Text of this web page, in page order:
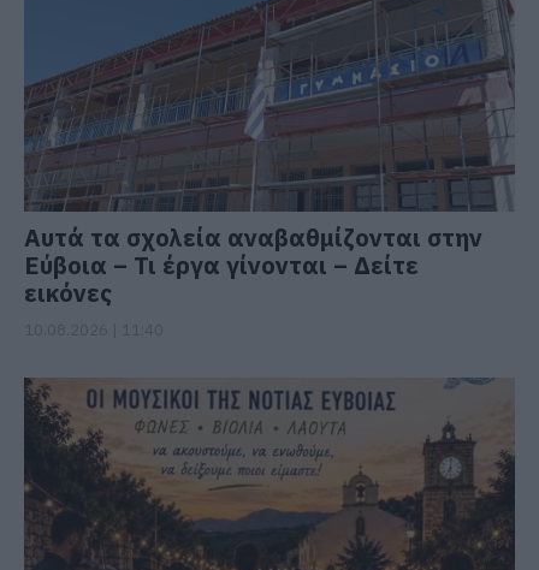
Αυτά τα σχολεία αναβαθμίζονται στην
Εύβοια – Τι έργα γίνονται – Δείτε
εικόνες